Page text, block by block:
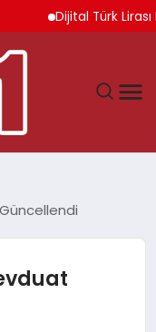
Dijital Türk Lirası